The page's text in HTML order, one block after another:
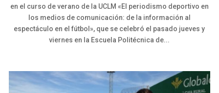
en el curso de verano de la UCLM «El periodismo deportivo en
los medios de comunicación: de la información al
espectáculo en el fútbol», que se celebró el pasado jueves y
viernes en la Escuela Politécnica de...